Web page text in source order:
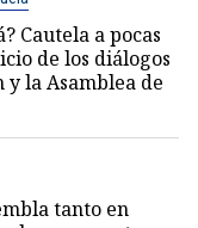
Cautela a pocas
de los diálogos
la Asamblea de
tanto en